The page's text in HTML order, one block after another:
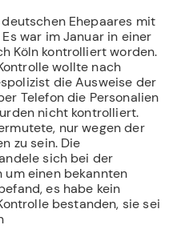
Ehepaares mit
war im Januar in einer
Köln kontrolliert worden.
wollte nach
die Ausweise der
Telefon die Personalien
nicht kontrolliert.
nur wegen der
zu sein. Die
sich bei der
um einen bekannten
es habe kein
bestanden, sie sei